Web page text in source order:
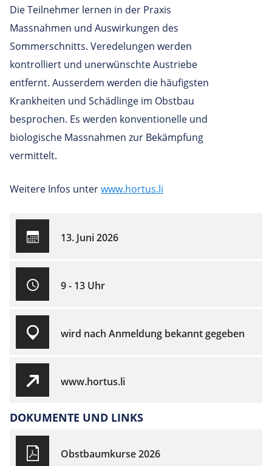
Die Teilnehmer lernen in der Praxis
Massnahmen und Auswirkungen des
Sommerschnitts. Veredelungen werden
kontrolliert und unerwünschte Austriebe
entfernt. Ausserdem werden die häufigsten
Krankheiten und Schädlinge im Obstbau
besprochen. Es werden konventionelle und
biologische Massnahmen zur Bekämpfung
vermittelt.
Weitere Infos unterwww.hortus.li
13. Juni 2026
9 - 13 Uhr
wird nach Anmeldung bekannt gegeben
www.hortus.li
DOKUMENTE UND LINKS
Obstbaumkurse 2026